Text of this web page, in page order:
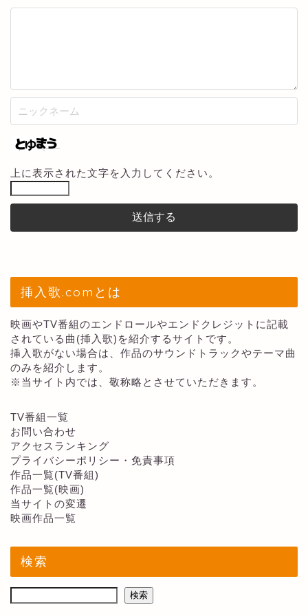
上に表示された文字を入力してください。
挿入歌.comとは
映画やTV番組のエンドロールやエンドクレジットに記載
されている曲(挿入歌)を紹介するサイトです。
挿入歌がない場合は、作品のサウンドトラックやテーマ曲
のみを紹介します。
※当サイト内では、敬称略とさせていただきます。
TV番組一覧
お問い合わせ
アクセスランキング
プライバシーポリシー・免責事項
作品一覧(TV番組)
作品一覧(映画)
当サイトの変遷
映画作品一覧
検索
検索